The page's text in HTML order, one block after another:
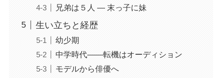
兄弟は５人 ― 末っ子に妹
生い立ちと経歴
幼少期
中学時代――転機はオーディション
モデルから俳優へ